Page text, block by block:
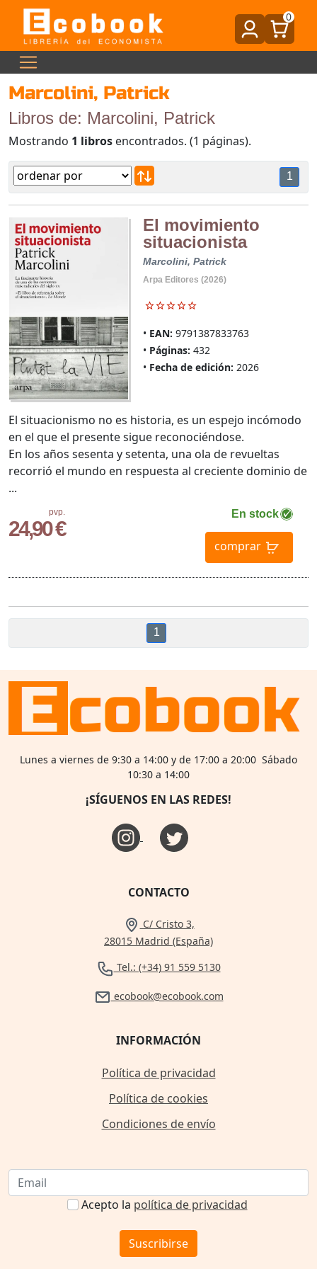
0
Marcolini, Patrick
Libros de: Marcolini, Patrick
Mostrando 1 libros encontrados. (1 páginas).
1
El movimiento
situacionista
Marcolini, Patrick
Arpa Editores (2026)
EAN: 9791387833763
Páginas: 432
Fecha de edición: 2026
pvp.
24,90 €
En stock
comprar
El situacionismo no es historia, es un espejo incómodo
en el que el presente sigue reconociéndose.
En los años sesenta y setenta, una ola de revueltas
recorrió el mundo en respuesta al creciente dominio de
...
1
Lunes a viernes de 9:30 a 14:00 y de 17:00 a 20:00 Sábado
10:30 a 14:00
¡SÍGUENOS EN LAS REDES!
CONTACTO
C/ Cristo 3,
28015 Madrid (España)
Tel.: (+34) 91 559 5130
ecobook@ecobook.com
INFORMACIÓN
Política de privacidad
Política de cookies
Condiciones de envío
Acepto la política de privacidad
Suscribirse